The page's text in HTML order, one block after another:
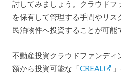
討してみましょう。クラウドフ
を保有して管理する手間やリス
民泊物件へ投資することが可能
不動産投資クラウドファンディ
額から投資可能な「CREAL